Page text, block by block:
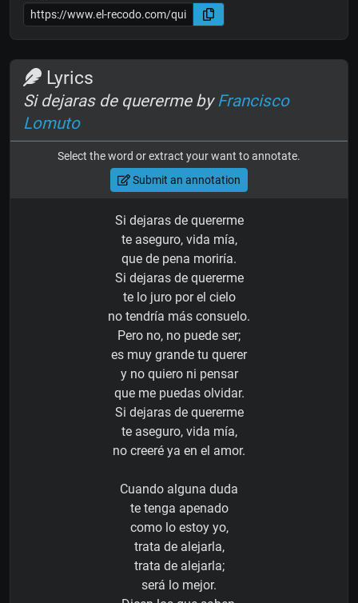
Lyrics
Si dejaras de quererme byFrancisco
Lomuto
Select the word or extract your want to annotate.
Submit an annotation
Si dejaras de quererme
te aseguro, vida mía,
que de pena moriría.
Si dejaras de quererme
te lo juro por el cielo
no tendría más consuelo.
Pero no, no puede ser;
es muy grande tu querer
y no quiero ni pensar
que me puedas olvidar.
Si dejaras de quererme
te aseguro, vida mía,
no creeré ya en el amor.
Cuando alguna duda
te tenga apenado
como lo estoy yo,
trata de alejarla,
trata de alejarla;
será lo mejor.